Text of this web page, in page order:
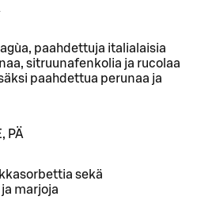
paahdettuja italialaisia
sitruunafenkolia ja rucolaa
paahdettua perunaa ja
PÄ
sekä
marjoja